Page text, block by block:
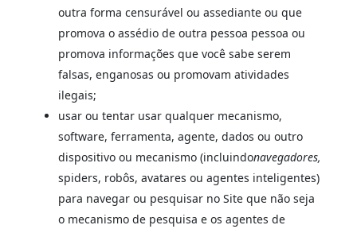
outra forma censurável ou assediante ou que
promova o assédio de outra pessoa pessoa ou
promova informações que você sabe serem
falsas, enganosas ou promovam atividades
ilegais;
usar ou tentar usar qualquer mecanismo,
software, ferramenta, agente, dados ou outro
dispositivo ou mecanismo (incluindonavegadores,
spiders, robôs, avatares ou agentes inteligentes)
para navegar ou pesquisar no Site que não seja
o mecanismo de pesquisa e os agentes de